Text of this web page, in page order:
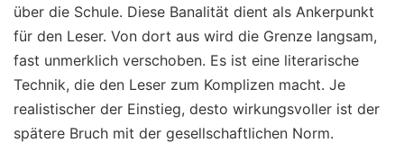
über die Schule. Diese Banalität dient als Ankerpunkt
für den Leser. Von dort aus wird die Grenze langsam,
fast unmerklich verschoben. Es ist eine literarische
Technik, die den Leser zum Komplizen macht. Je
realistischer der Einstieg, desto wirkungsvoller ist der
spätere Bruch mit der gesellschaftlichen Norm.